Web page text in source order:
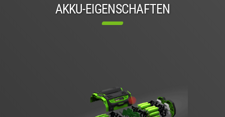
AKKU-EIGENSCHAFTEN